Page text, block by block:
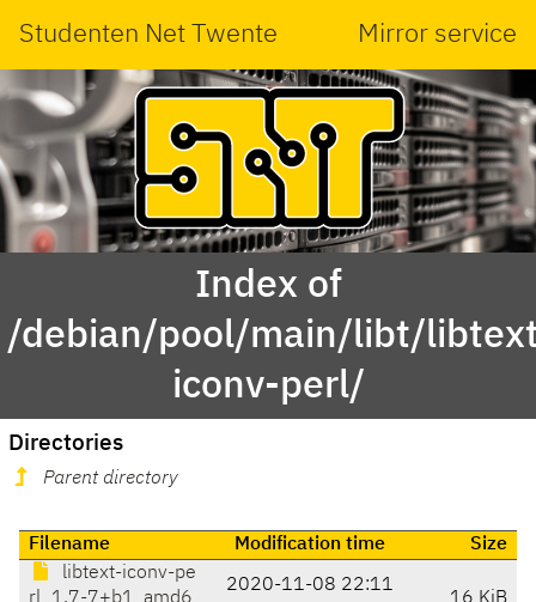
Studenten Net Twente Mirror service
Index of
/debian/pool/main/libt/
iconv-perl/
Directories
Parent directory
Filename Modification time
Size
libtext-iconv-pe
2020-11-08 22:11